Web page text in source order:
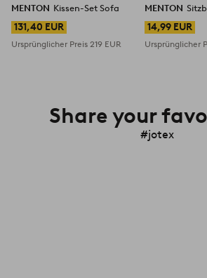
MENTON Kissen-Set Sofa
131,40 EUR
Ursprünglicher Preis 219 EUR
MENTON
14,99 EUR
Ursprünglicher
Share your
#jotex